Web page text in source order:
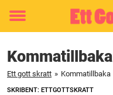
Toggle
Kommatillbaka
Ett gott skratt » Kommatillbaka
SKRIBENT: ETTGOTTSKRATT